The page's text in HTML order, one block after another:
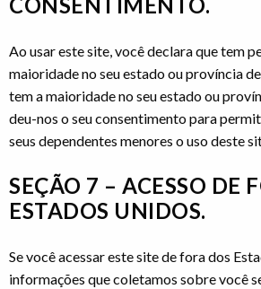
Ao usar este site, você declara que tem
maioridade no seu estado ou província
tem a maioridade no seu estado ou
deu-nos o seu consentimento para
seus dependentes menores o uso deste
SEÇÃO 7 – ACESSO DE
ESTADOS UNIDOS.
Se você acessar este site de fora dos
informações que coletamos sobre você